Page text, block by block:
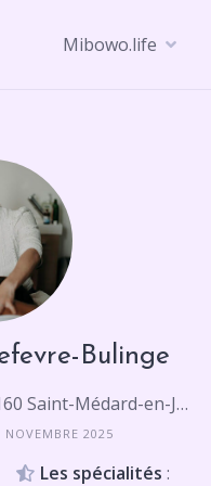
Mibowo.life
Bulinge
15 Av. Montaigne, 33160 Saint-Médard-en-Jalles
NOVEMBRE 2025
Les spécialités :